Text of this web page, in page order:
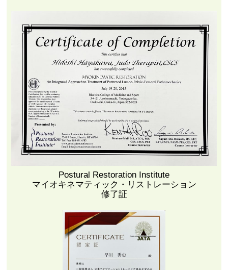
Postural Restoration Institute
マイオキネマティック・リストレーション
修了証